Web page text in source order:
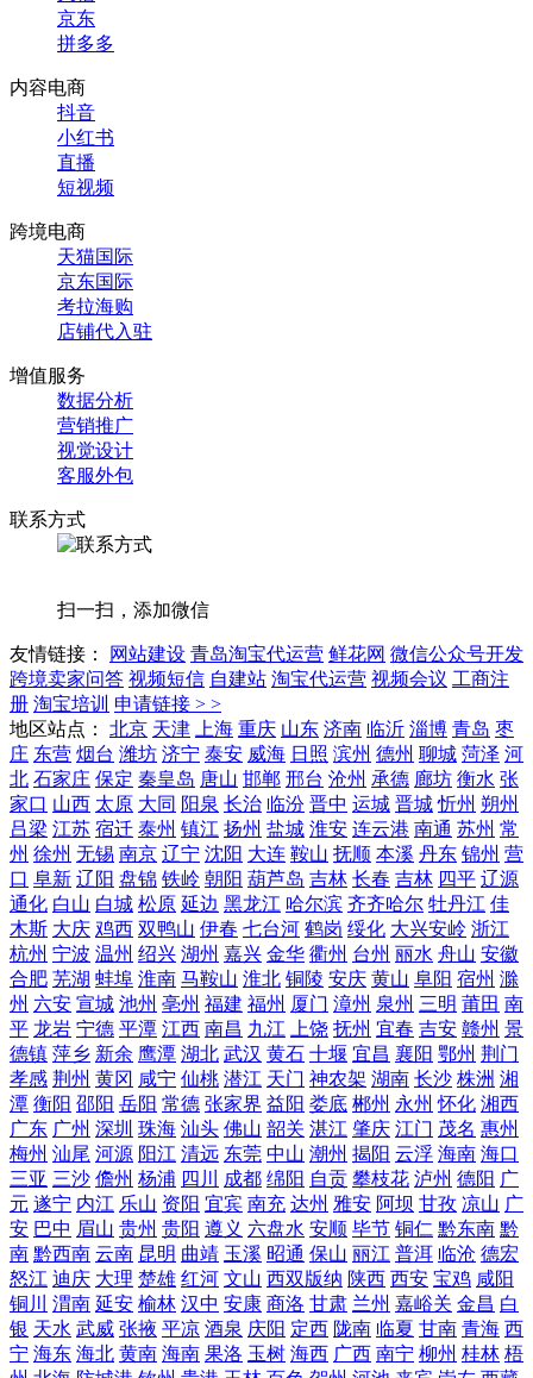
京东
拼多多
内容电商
抖音
小红书
直播
短视频
跨境电商
天猫国际
京东国际
考拉海购
店铺代入驻
增值服务
数据分析
营销推广
视觉设计
客服外包
联系方式
扫一扫，添加微信
友情链接： 网站建设 青岛淘宝代运营 鲜花网 微信公众号开发
跨境卖家问答 视频短信 自建站 淘宝代运营 视频会议 工商注
册 淘宝培训 申请链接 > >
地区站点：
北京 天津 上海 重庆 山东 济南 临沂 淄博 青岛 枣
庄 东营 烟台 潍坊 济宁 泰安 威海 日照 滨州 德州 聊城 菏泽 河
北 石家庄 保定 秦皇岛 唐山 邯郸 邢台 沧州 承德 廊坊 衡水 张
家口 山西 太原 大同 阳泉 长治 临汾 晋中 运城 晋城 忻州 朔州
吕梁 江苏 宿迁 泰州 镇江 扬州 盐城 淮安 连云港 南通 苏州 常
州 徐州 无锡 南京 辽宁 沈阳 大连 鞍山 抚顺 本溪 丹东 锦州 营
口 阜新 辽阳 盘锦 铁岭 朝阳 葫芦岛 吉林 长春 吉林 四平 辽源
通化 白山 白城 松原 延边 黑龙江 哈尔滨 齐齐哈尔 牡丹江 佳
木斯 大庆 鸡西 双鸭山 伊春 七台河 鹤岗 绥化 大兴安岭 浙江
杭州 宁波 温州 绍兴 湖州 嘉兴 金华 衢州 台州 丽水 舟山 安徽
合肥 芜湖 蚌埠 淮南 马鞍山 淮北 铜陵 安庆 黄山 阜阳 宿州 滁
州 六安 宣城 池州 亳州 福建 福州 厦门 漳州 泉州 三明 莆田 南
平 龙岩 宁德 平潭 江西 南昌 九江 上饶 抚州 宜春 吉安 赣州 景
德镇 萍乡 新余 鹰潭 湖北 武汉 黄石 十堰 宜昌 襄阳 鄂州 荆门
孝感 荆州 黄冈 咸宁 仙桃 潜江 天门 神农架 湖南 长沙 株洲 湘
潭 衡阳 邵阳 岳阳 常德 张家界 益阳 娄底 郴州 永州 怀化 湘西
广东 广州 深圳 珠海 汕头 佛山 韶关 湛江 肇庆 江门 茂名 惠州
梅州 汕尾 河源 阳江 清远 东莞 中山 潮州 揭阳 云浮 海南 海口
三亚 三沙 儋州 杨浦 四川 成都 绵阳 自贡 攀枝花 泸州 德阳 广
元 遂宁 内江 乐山 资阳 宜宾 南充 达州 雅安 阿坝 甘孜 凉山 广
安 巴中 眉山 贵州 贵阳 遵义 六盘水 安顺 毕节 铜仁 黔东南 黔
南 黔西南 云南 昆明 曲靖 玉溪 昭通 保山 丽江 普洱 临沧 德宏
怒江 迪庆 大理 楚雄 红河 文山 西双版纳 陕西 西安 宝鸡 咸阳
铜川
渭南 延安 榆林 汉中 安康 商洛 甘肃 兰州 嘉峪关 金昌 白
银 天水 武威 张掖 平凉 酒泉 庆阳 定西 陇南 临夏 甘南 青海 西
宁 海东 海北 黄南 海南 果洛 玉树 海西 广西 南宁 柳州 桂林 梧